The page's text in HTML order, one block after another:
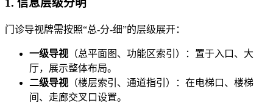
1. 信息层级分明
门诊导视牌需按照“总-分-细”的层级展开：
一级导视 （总平面图、功能区索引）：置于入口、大
厅，展示整体布局。
二级导视 （楼层索引、通道指引）：在电梯口、楼梯
间、走廊交叉口设置。